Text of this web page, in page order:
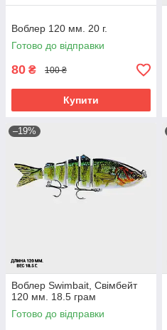
Воблер 120 мм. 20 г.
Готово до відправки
80 ₴ 100 ₴
Купити
–19%
Воблер Swimbait, Свімбейт
120 мм. 18.5 грам
Готово до відправки